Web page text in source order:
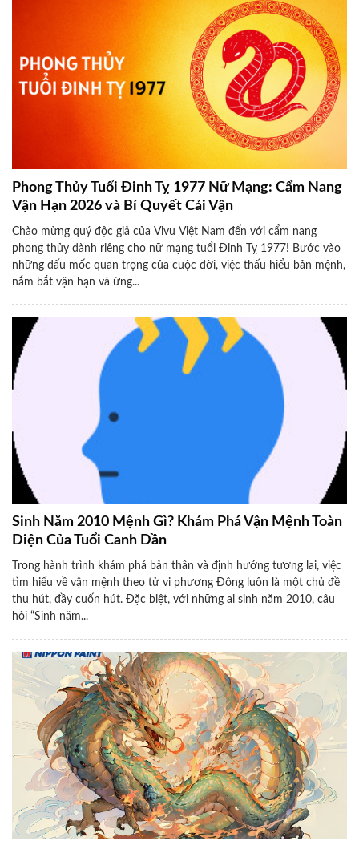
Phong Thủy Tuổi Đinh Tỵ 1977 Nữ Mạng: Cẩm Nang
Vận Hạn 2026 và Bí Quyết Cải Vận
Chào mừng quý độc giả của Vivu Việt Nam đến với cẩm nang
phong thủy dành riêng cho nữ mạng tuổi Đinh Tỵ 1977! Bước vào
những dấu mốc quan trọng của cuộc đời, việc thấu hiểu bản mệnh,
nắm bắt vận hạn và ứng...
Sinh Năm 2010 Mệnh Gì? Khám Phá Vận Mệnh Toàn
Diện Của Tuổi Canh Dần
Trong hành trình khám phá bản thân và định hướng tương lai, việc
tìm hiểu về vận mệnh theo tử vi phương Đông luôn là một chủ đề
thu hút, đầy cuốn hút. Đặc biệt, với những ai sinh năm 2010, câu
hỏi “Sinh năm...